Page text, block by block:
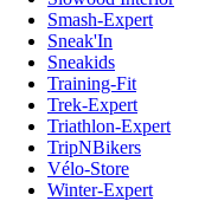
Smash-Expert
Sneak'In
Sneakids
Training-Fit
Trek-Expert
Triathlon-Expert
TripNBikers
Vélo-Store
Winter-Expert